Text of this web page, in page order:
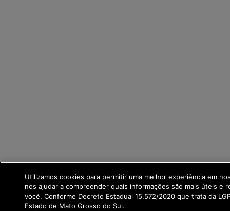
Utilizamos cookies para permitir uma melhor experiência em
nos ajudar a compreender quais informações são mais úteis e
você. Conforme Decreto Estadual 15.572/2020 que trata da
Estado de Mato Grosso do Sul.